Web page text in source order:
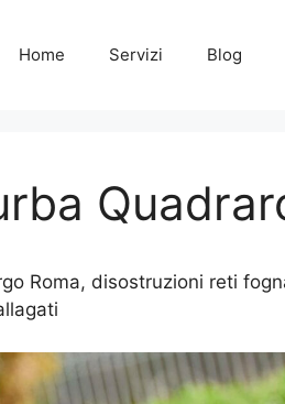
Home Servizi Blog
Roma, disostruzioni reti